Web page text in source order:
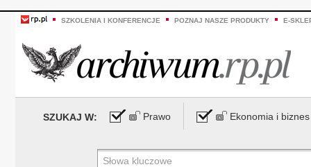
SZKOLENIA I KONFERENCJE POZNAJ NASZE PRODUKTY E-
SZUKAJ W: Prawo Ekonomia i biznes